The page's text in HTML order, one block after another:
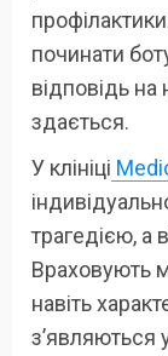
починати
відповідь на
здається.
У клініці
трагедією, а
Враховують
навіть
з’являються